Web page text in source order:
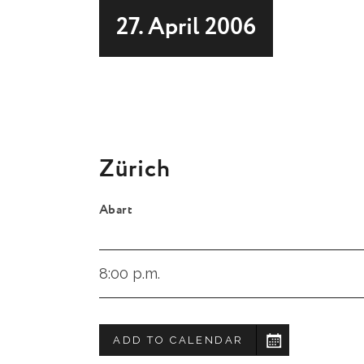
27. April 2006
Zürich
Abart
8:00 p.m.
ADD TO CALENDAR